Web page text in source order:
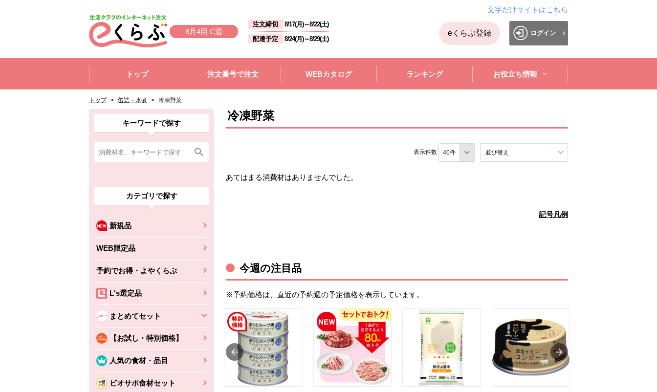
8月4回 C週
注文締切 8/17(月)～8/22(土)
配達予定
8/24(月)～8/29(土)
文字だけサイトはこちら
eくらぶ登録 ログイン
トップ
注文番号で注文 WEBカタログ ランキング お役立ち情報
トップ > 缶詰・水煮 > 冷凍野菜
ここから消費材検索メニューです。
キーワードで探す
カテゴリで探す
新規品
WEB限定品
予約でお得・よやくらぶ
L's選定品
まとめてセット
【お試し・特別価格】
人気の食材・品目
ビオサポ食材セット
消費材検索メニューここまで。
ここから本文です。
ここから組合員向けメニューです。
組合員向けメニューここまで。
ここから本文です。 冷凍野菜
表示件数 並び替え
あてはまる消費材はありませんでした。
記号凡例
今週の注目品
※予約価格は、直近の予約週の予定価格を表示しています。